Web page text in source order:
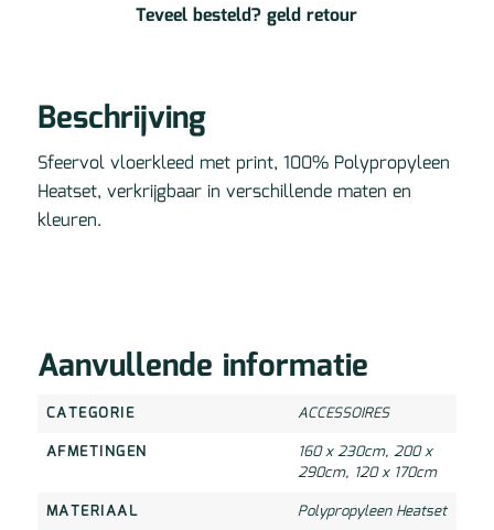
Teveel besteld? geld retour
Beschrijving
Sfeervol vloerkleed met print, 100% Polypropyleen
Heatset, verkrijgbaar in verschillende maten en
kleuren.
Aanvullende informatie
CATEGORIE
ACCESSOIRES
AFMETINGEN
160 x 230cm, 200 x
290cm, 120 x 170cm
MATERIAAL
Polypropyleen Heatset